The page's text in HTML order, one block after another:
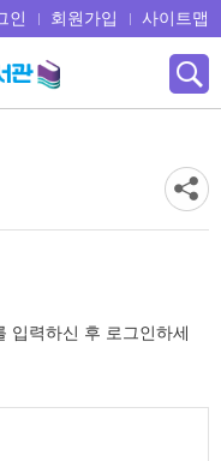
인 회원가입 사이트맵
입력하신 후 로그인하세